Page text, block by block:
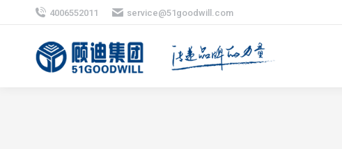
4006552011 service@51goodwill.com